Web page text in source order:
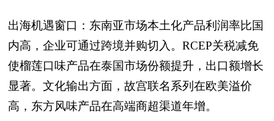
出海机遇窗口：东南亚市场本土化产品利润率比国
内高，企业可通过跨境并购切入。RCEP关税减免
使榴莲口味产品在泰国市场份额提升，出口额增长
显著。文化输出方面，故宫联名系列在欧美溢价
高，东方风味产品在高端商超渠道年增。